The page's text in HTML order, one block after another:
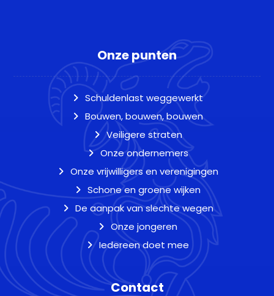
Onze punten
Schuldenlast weggewerkt
Bouwen, bouwen, bouwen
Veiligere straten
Onze ondernemers
Onze vrijwilligers en verenigingen
Schone en groene wijken
De aanpak van slechte wegen
Onze jongeren
Iedereen doet mee
Contact